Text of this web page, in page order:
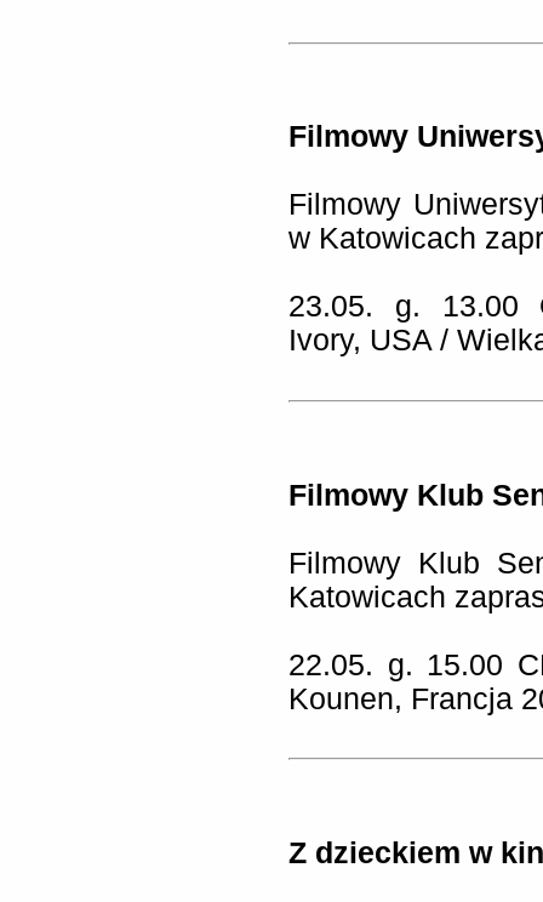
Filmowy
Filmowy
w Katowicach
23.05. g. 13.00
Ivory, USA /
Filmowy Klub
Filmowy Klub
Katowicach
22.05. g. 15.00
Kounen, Francja
Z dzieckiem w